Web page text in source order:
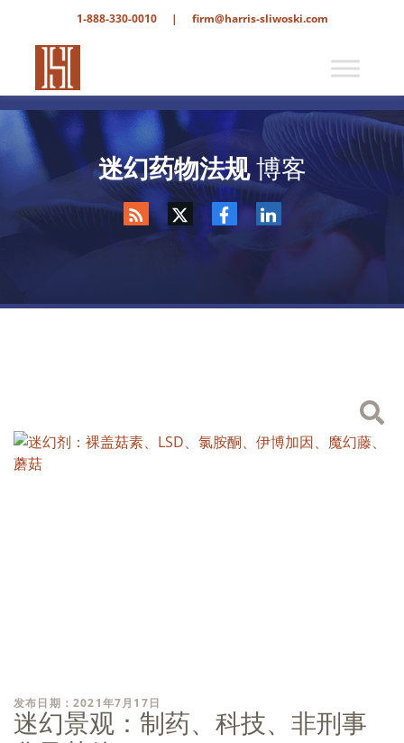
1-888-330-0010 | firm@harris-sliwoski.com
迷幻药物法规博客
发布日期：2021年7月17日
迷幻景观：制药、科技、非刑事